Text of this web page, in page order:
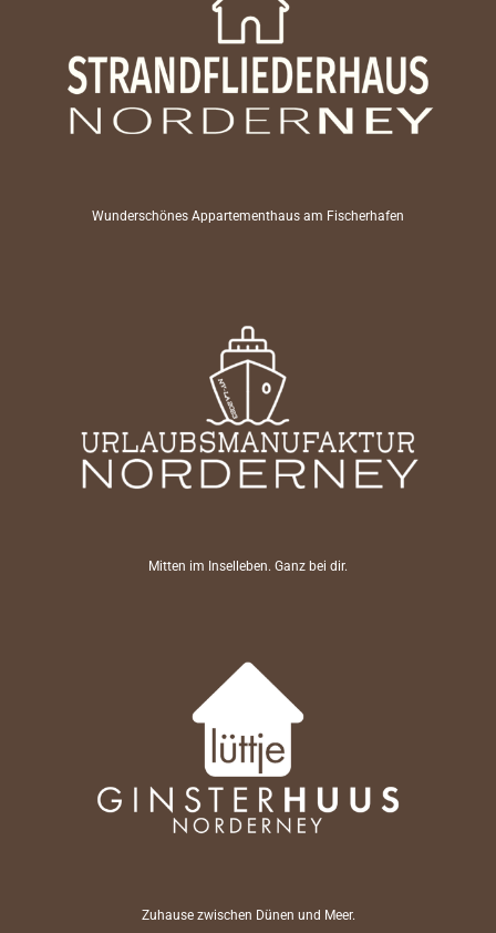
Wunderschönes Appartementhaus am Fischerhafen
Mitten im Inselleben. Ganz bei dir.
Zuhause zwischen Dünen und Meer.